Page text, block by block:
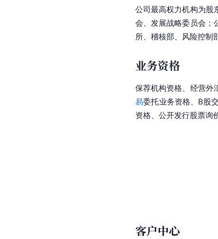
公司最高权力机构为股
会、发展战略委员会；
所、稽核部、风险控制
业务资格
保荐机构资格、经营外
易委托业务资格、B股
资格、 公开发行股票询
客户中心